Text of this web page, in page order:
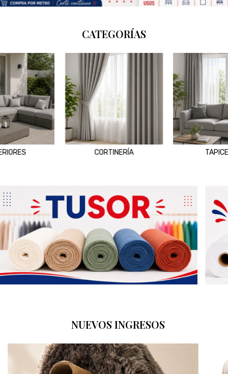
CATEGORÍAS
CORTINERÍA
NUEVOS INGRESOS